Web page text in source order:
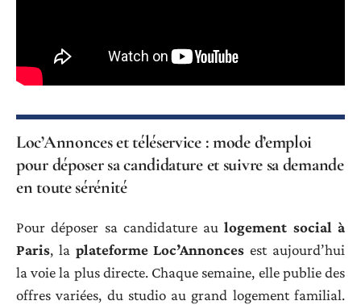
Loc’Annonces et téléservice : mode d’emploi
pour déposer sa candidature et suivre sa demande
en toute sérénité
Pour déposer sa candidature aulogement social à
Paris, la plateforme Loc’Annonces est aujourd’hui
la voie la plus directe. Chaque semaine, elle publie des
offres variées, du studio au grand logement familial.